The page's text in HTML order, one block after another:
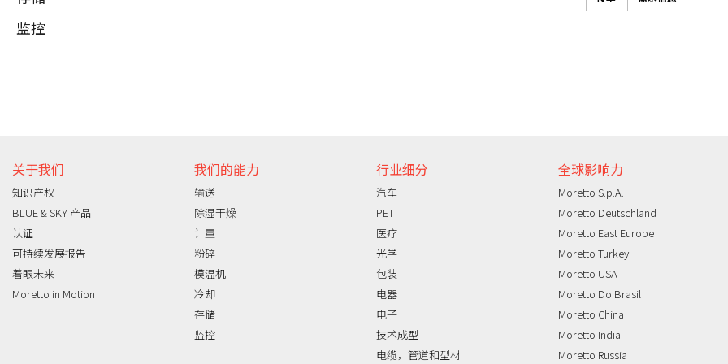
监控
关于我们
知识产权
BLUE & SKY 产品
认证
可持续发展报告
着眼未来
Moretto in Motion
我们的能力
输送
除湿干燥
计量
粉碎
模温机
冷却
存储
监控
行业细分
汽车
PET
医疗
光学
包装
电器
电子
技术成型
电缆，管道和型材
全球影响力
Moretto S.p.A.
Moretto Deutschland
Moretto East Europe
Moretto Turkey
Moretto USA
Moretto Do Brasil
Moretto China
Moretto India
Moretto Russia